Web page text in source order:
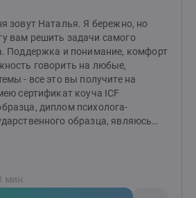
бережность в работе,
нормы этического кодекса,
с супервизором и повышаю свои
знания. На сессиях можно
словами, проявлять все
открыто и откровенно.
зовут Наталья. Я бережно, но
вам решить задачи самого
Поддержка и понимание, комфорт
говорить на любые,
- все это вы получите на
сертификат коуча ICF
диплом психолога-
образца, являюсь
помогаю наладить отношения.
подходе, использую
поведенческой терапии,
мин.